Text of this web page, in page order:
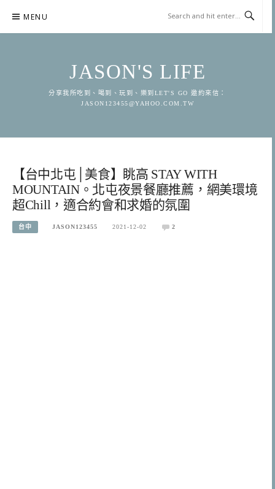
content
MENU
JASON'S LIFE
分享我所吃到、喝到、玩到、樂到LET'S GO 邀約來信：
JASON123455@YAHOO.COM.TW
【台中北屯│美食】眺高 STAY WITH
MOUNTAIN。北屯夜景餐廳推薦，網美環境
超Chill，適合約會和求婚的氛圍
台中 JASON123455 2021-12-02 2